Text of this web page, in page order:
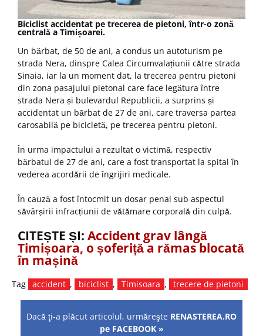
Biciclist accidentat pe trecerea de pietoni, într-o zonă
centrală a Timișoarei.
Un bărbat, de 50 de ani, a condus un autoturism pe
strada Nera, dinspre Calea Circumvalațiunii către strada
Sinaia, iar la un moment dat, la trecerea pentru pietoni
din zona pasajului pietonal care face legătura între
strada Nera și bulevardul Republicii, a surprins și
accidentat un bărbat de 27 de ani, care traversa partea
carosabilă pe bicicletă, pe trecerea pentru pietoni.
În urma impactului a rezultat o victimă, respectiv
bărbatul de 27 de ani, care a fost transportat la spital în
vederea acordării de îngrijiri medicale.
În cauză a fost întocmit un dosar penal sub aspectul
săvârșirii infracțiunii de vătămare corporală din culpă.
CITEȘTE ȘI: Accident grav lângă
Timișoara, o șoferiță a rămas blocată
în mașină
Tag accident , biciclist , Timisoara , trecere de pietoni
Dacă ţi-a plăcut articolul, urmăreşte RENASTEREA.RO
pe FACEBOOK »